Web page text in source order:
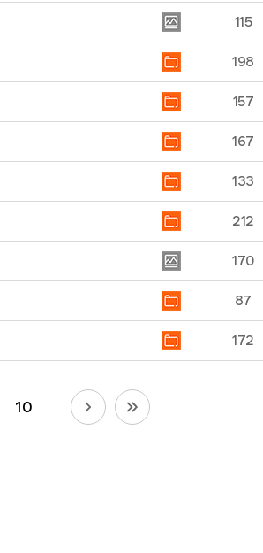
115
198
157
167
133
212
170
87
172
10